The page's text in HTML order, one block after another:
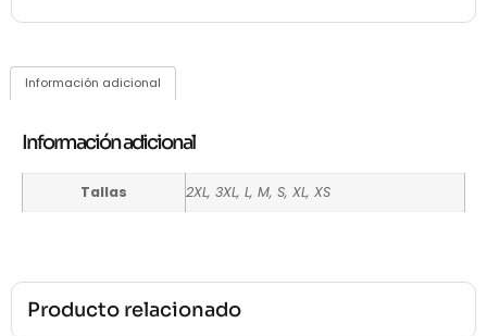
Producto relacionado
Información adicional
Información adicional
Tallas 2XL, 3XL, L, M, S, XL, XS